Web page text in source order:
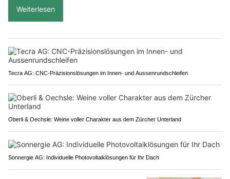
Weiterlesen
Tecra AG: CNC-Präzisionslösungen im Innen- und Aussenrundschleifen
Oberli & Oechsle: Weine voller Charakter aus dem Zürcher Unterland
Sonnergie AG: Individuelle Photovoltaiklösungen für Ihr Dach